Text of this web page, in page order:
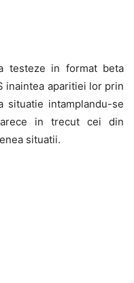
testeze in format beta
inaintea aparitiei lor prin
situatie intamplandu-se
in trecut cei din
situatii.